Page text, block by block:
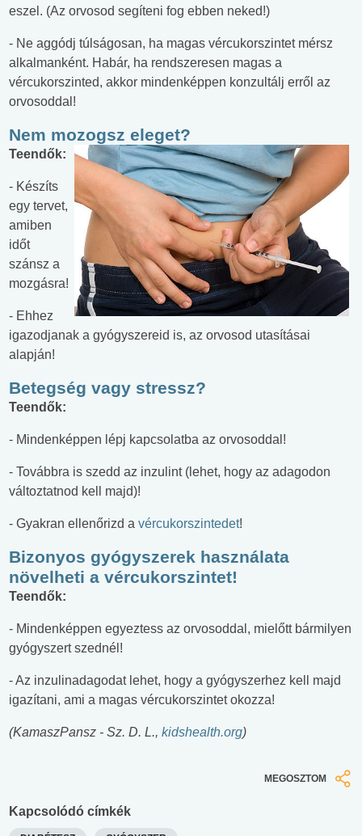
eszel. (Az orvosod segíteni fog ebben neked!)
- Ne aggódj túlságosan, ha magas vércukorszintet mérsz
alkalmanként. Habár, ha rendszeresen magas a
vércukorszinted, akkor mindenképpen konzultálj erről az
orvosoddal!
Nem mozogsz eleget?
Teendők:
- Készíts
egy tervet,
amiben
időt
szánsz a
mozgásra!
- Ehhez
igazodjanak a gyógyszereid is, az orvosod utasításai
alapján!
Betegség vagy stressz?
Teendők:
- Mindenképpen lépj kapcsolatba az orvosoddal!
- Továbbra is szedd az inzulint (lehet, hogy az adagodon
változtatnod kell majd)!
- Gyakran ellenőrizd a vércukorszintedet!
Bizonyos gyógyszerek használata
növelheti a vércukorszintet!
Teendők:
- Mindenképpen egyeztess az orvosoddal, mielőtt bármilyen
gyógyszert szednél!
- Az inzulinadagodat lehet, hogy a gyógyszerhez kell majd
igazítani, ami a magas vércukorszintet okozza!
(KamaszPansz - Sz. D. L., kidshealth.org)
MEGOSZTOM
Kapcsolódó címkék